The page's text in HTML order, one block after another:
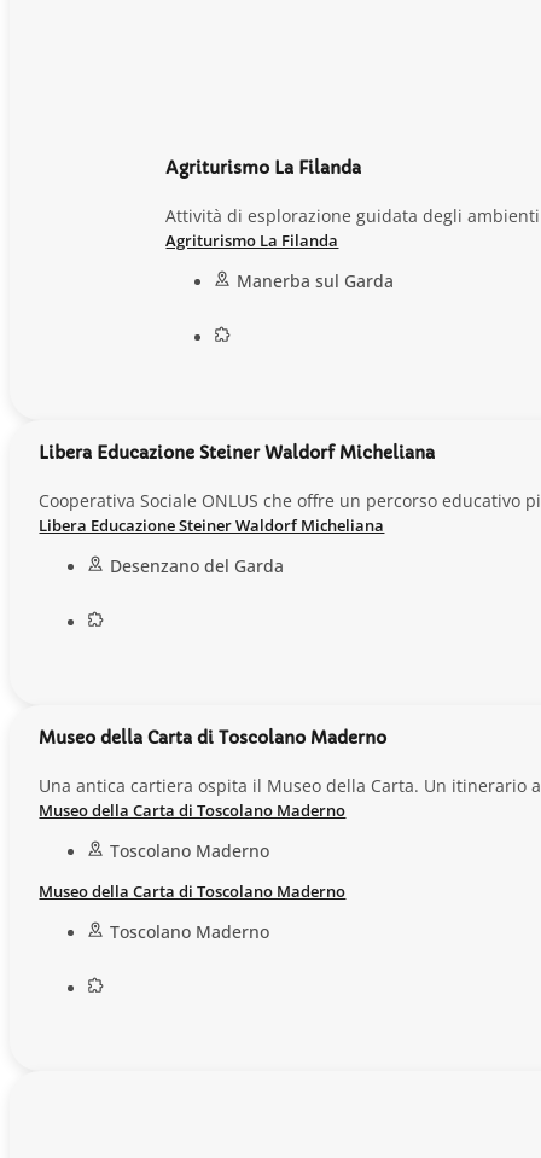
Agriturismo La Filanda
Attività di esplorazione guidata degli
Agriturismo La Filanda
Manerba sul Garda
Libera Educazione Steiner Waldorf Micheliana
Cooperativa Sociale ONLUS che offre un percorso
Libera Educazione Steiner Waldorf Micheliana
Desenzano del Garda
Museo della Carta di Toscolano Maderno
Una antica cartiera ospita il Museo della Carta. Un itinerario
Museo della Carta di Toscolano Maderno
Toscolano Maderno
Museo della Carta di Toscolano Maderno
Toscolano Maderno